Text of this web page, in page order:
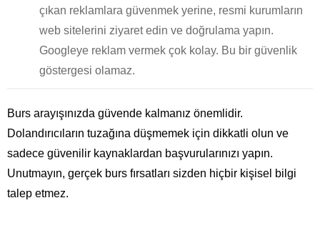
çıkan reklamlara güvenmek yerine, resmi kurumların
web sitelerini ziyaret edin ve doğrulama yapın.
Googleye reklam vermek çok kolay. Bu bir güvenlik
göstergesi olamaz.
Burs arayışınızda güvende kalmanız önemlidir.
Dolandırıcıların tuzağına düşmemek için dikkatli olun ve
sadece güvenilir kaynaklardan başvurularınızı yapın.
Unutmayın, gerçek burs fırsatları sizden hiçbir kişisel bilgi
talep etmez.